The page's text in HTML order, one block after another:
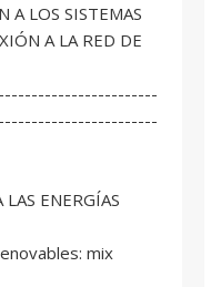
A LOS SISTEMAS
A LA RED DE
ENERGÍAS
mix